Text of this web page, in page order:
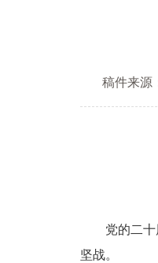
稿件来源
党的二十届
坚战。